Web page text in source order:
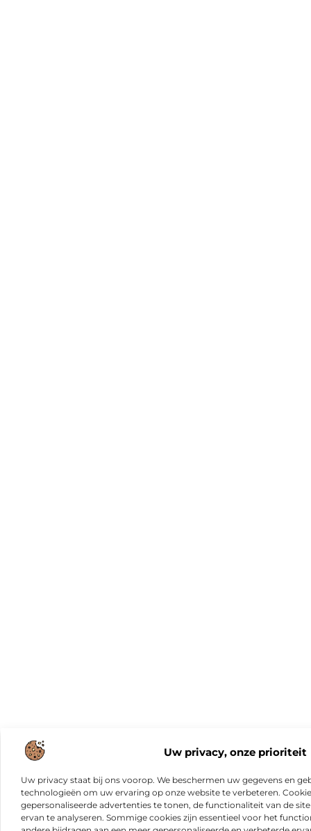
Uw privacy, onze prioriteit
Uw privacy staat bij ons voorop. We beschermen uw gegevens en
technologieën om uw ervaring op onze website te verbeteren.
gepersonaliseerde advertenties te tonen, de functionaliteit van de
ervan te analyseren. Sommige cookies zijn essentieel voor het